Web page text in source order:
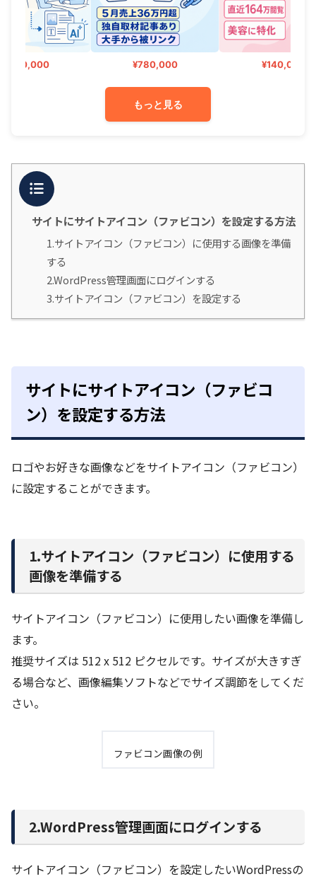
¥780,000 ¥140,000
もっと見る
目次
サイトにサイトアイコン（ファビコン）を設定する方法
1.サイトアイコン（ファビコン）に使用する画像を準備
する
2.WordPress管理画面にログインする
3.サイトアイコン（ファビコン）を設定する
サイトにサイトアイコン（ファビコ
ン）を設定する方法
ロゴやお好きな画像などをサイトアイコン（ファビコン）
に設定することができます。
1.サイトアイコン（ファビコン）に使用する
画像を準備する
サイトアイコン（ファビコン）に使用したい画像を準備し
ます。
推奨サイズは 512 x 512 ピクセルです。サイズが大きすぎ
る場合など、画像編集ソフトなどでサイズ調節をしてくだ
さい。
ファビコン画像の例
2.WordPress管理画面にログインする
サイトアイコン（ファビコン）を設定したいWordPressの